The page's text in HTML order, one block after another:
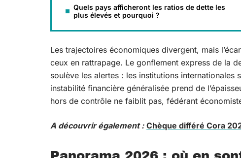
Quels pays afficheront les ratios de dette les
plus élevés et pourquoi ?
Les trajectoires économiques divergent, mais
ceux en rattrapage. Le gonflement express de la
soulève les alertes : les institutions internationales
instabilité financière généralisée prend de
hors de contrôle ne faiblit pas, fédérant
A découvrir également : Chèque différé Cora